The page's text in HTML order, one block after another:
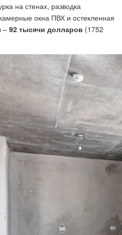
на стенах, разводка
окна ПВХ и остекленная
– 92 тысячи долларов (1752